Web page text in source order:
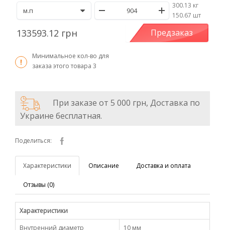
300.13 кг
/150.67 шт
133593.12 грн Предзаказ
Минимальное кол-во для
заказа этого товара 3
При заказе от 5 000 грн, Доставка по
Украине бесплатная.
Поделиться:
Характеристики Описание Доставка и оплата
Отзывы (0)
Характеристики
Внутренний диаметр
10 мм